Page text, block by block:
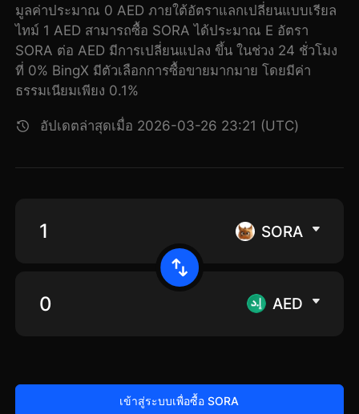
มูลค่าประมาณ 0 AED ภายใต้อัตราแลกเปลี่ยนแบบเรียล
ไทม์ 1 AED สามารถซื้อ SORA ได้ประมาณ E อัตรา
SORA ต่อ AED มีการเปลี่ยนแปลง ขึ้น ในช่วง 24 ชั่วโมง
ที่ 0% BingX มีตัวเลือกการซื้อขายมากมาย โดยมีค่า
ธรรมเนียมเพียง 0.1%
อัปเดตล่าสุดเมื่อ 2026-03-26 23:21 (UTC)
SORA
AED
เข้าสู่ระบบเพื่อซื้อ SORA